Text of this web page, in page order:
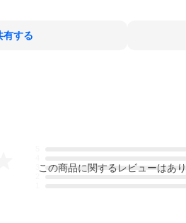
有する
この商品に関するレビューはあ